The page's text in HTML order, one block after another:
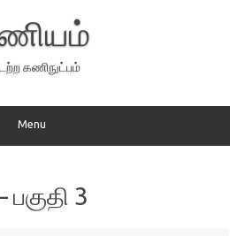
கணிநுட்பம்
Menu
3